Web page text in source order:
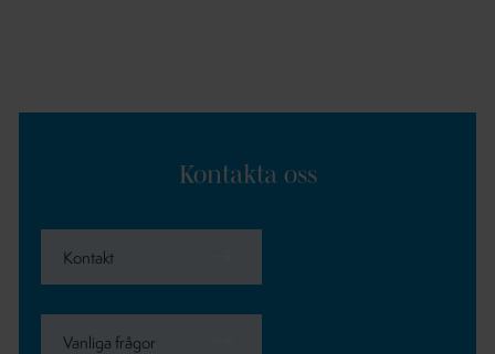
Kontakta oss
Kontakt
Vanliga frågor